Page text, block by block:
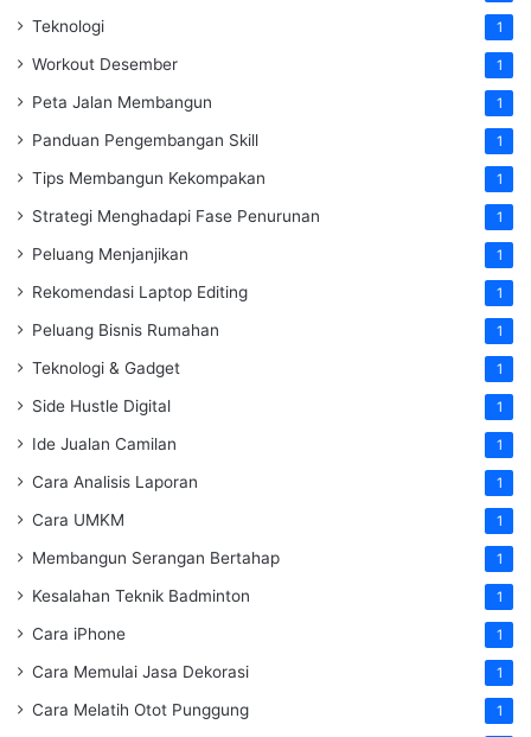
Teknologi 1
Workout Desember 1
Peta Jalan Membangun 1
Panduan Pengembangan Skill 1
Tips Membangun Kekompakan 1
Strategi Menghadapi Fase Penurunan 1
Peluang Menjanjikan 1
Rekomendasi Laptop Editing 1
Peluang Bisnis Rumahan 1
Teknologi & Gadget 1
Side Hustle Digital 1
Ide Jualan Camilan 1
Cara Analisis Laporan 1
Cara UMKM 1
Membangun Serangan Bertahap 1
Kesalahan Teknik Badminton 1
Cara iPhone 1
Cara Memulai Jasa Dekorasi 1
Cara Melatih Otot Punggung 1